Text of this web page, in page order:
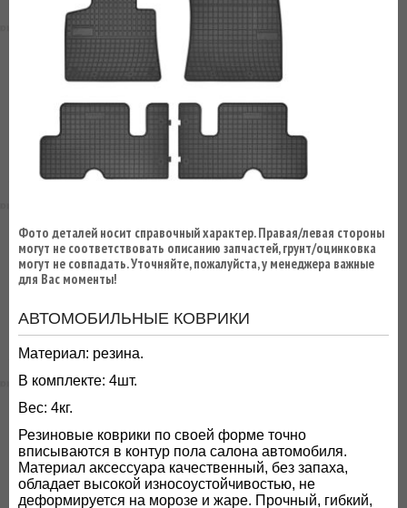
Фото деталей носит справочный характер. Правая/левая стороны
могут не соответствовать описанию запчастей, грунт/оцинковка
могут не совпадать. Уточняйте, пожалуйста, у менеджера важные
для Вас моменты!
АВТОМОБИЛЬНЫЕ КОВРИКИ
Материал: резина.
В комплекте: 4шт.
Вес: 4кг.
Резиновые коврики по своей форме точно
вписываются в контур пола салона автомобиля.
Материал аксессуара качественный, без запаха,
обладает высокой износоустойчивостью, не
деформируется на морозе и жаре. Прочный, гибкий,